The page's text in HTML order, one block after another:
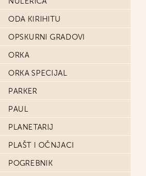
ODA KIRIHITU
OPSKURNI GRADOVI
ORKA
ORKA SPECIJAL
PARKER
PAUL
PLANETARIJ
PLAŠT I OČNJACI
POGREBNIK